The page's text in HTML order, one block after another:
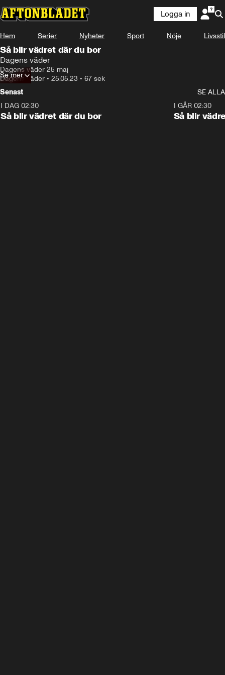
Logga in
Hem Serier Nyheter Sport Nöje Livsstil
Så blir vädret där du bor
Dagens väder
Dagens väder 25 maj
Dagens väder • 25.05.23 • 67 sek
Se mer
Senast
SE ALLA
I DAG 02:30
Så blir vädret där du bor
I GÅR 02:30
Så blir